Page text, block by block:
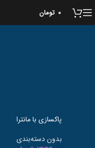
0 تومان
پاکسازی با مانترا
بدون دسته‌بندی